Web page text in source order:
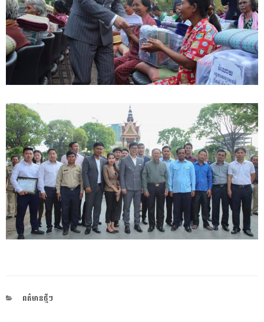
CATEGORIES
ពត៌មានថ្មីៗ